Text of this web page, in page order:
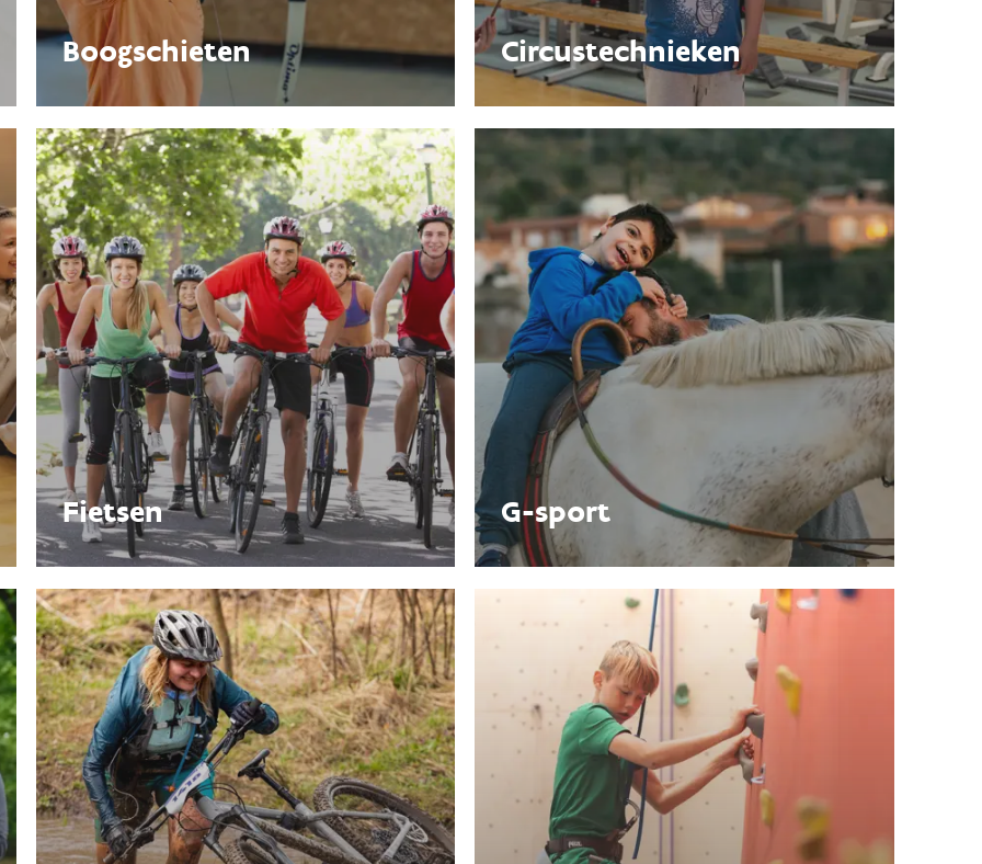
Boogschieten Circustechnieken
Fietsen G-sport